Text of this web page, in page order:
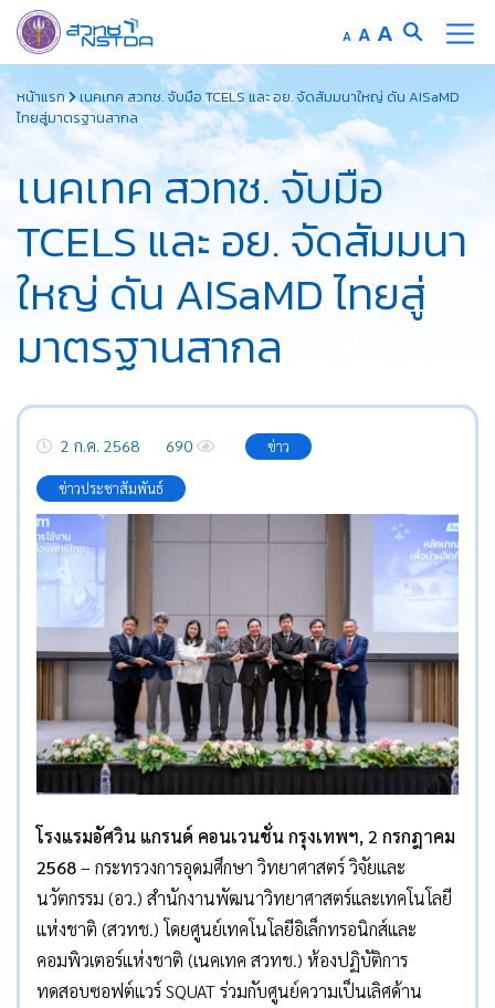
to
content
A Decrease
font
size.
AReset
font
size.
A Increase
font
size.
หน้าแรก
เนคเทค สวทช. จับมือ TCELS และ อย. จัดสัมมนาใหญ่ ดัน AISaMD
ไทยสู่มาตรฐานสากล
เนคเทค สวทช. จับมือ
TCELS และ อย. จัดสัมมนา
ใหญ่ ดัน AISaMD ไทยสู่
มาตรฐานสากล
2 ก.ค. 2568 690 ข่าว
ข่าวประชาสัมพันธ์
โรงแรมอัศวิน แกรนด์ คอนเวนชั่น กรุงเทพฯ, 2 กรกฎาคม
2568– กระทรวงการอุดมศึกษา วิทยาศาสตร์ วิจัยและ
นวัตกรรม (อว.) สำนักงานพัฒนาวิทยาศาสตร์และเทคโนโลยี
แห่งชาติ (สวทช.) โดยศูนย์เทคโนโลยีอิเล็กทรอนิกส์และ
คอมพิวเตอร์แห่งชาติ (เนคเทค สวทช.) ห้องปฏิบัติการ
ทดสอบซอฟต์แวร์ SQUAT ร่วมกับศูนย์ความเป็นเลิศด้าน